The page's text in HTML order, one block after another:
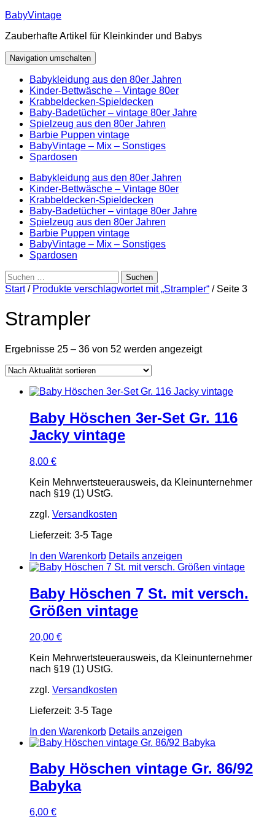
Zum
springen
BabyVintage
Zauberhafte Artikel für Kleinkinder und Babys
Navigation umschalten
Babykleidung aus den 80er Jahren
Kinder-Bettwäsche – Vintage 80er
Krabbeldecken-Spieldecken
Baby-Badetücher – vintage 80er Jahre
Spielzeug aus den 80er Jahren
Barbie Puppen vintage
BabyVintage – Mix – Sonstiges
Spardosen
Babykleidung aus den 80er Jahren
Kinder-Bettwäsche – Vintage 80er
Krabbeldecken-Spieldecken
Baby-Badetücher – vintage 80er Jahre
Spielzeug aus den 80er Jahren
Barbie Puppen vintage
BabyVintage – Mix – Sonstiges
Spardosen
Suchen
nach:
Start/ Produkte verschlagwortet mit „Strampler“ / Seite 3
Strampler
Ergebnisse 25 – 36 von 52 werden angezeigtNach
Baby Höschen 3er-Set Gr. 116
Jacky vintage
8,00 €
Kein Mehrwertsteuerausweis, da Kleinunternehmer
nach §19 (1) UStG.
zzgl. Versandkosten
Lieferzeit: 3-5 Tage
In den Warenkorb Details anzeigen
Baby Höschen 7 St. mit versch.
Größen vintage
20,00 €
Kein Mehrwertsteuerausweis, da Kleinunternehmer
nach §19 (1) UStG.
zzgl. Versandkosten
Lieferzeit: 3-5 Tage
In den Warenkorb Details anzeigen
Baby Höschen vintage Gr. 86/92
Babyka
6,00 €